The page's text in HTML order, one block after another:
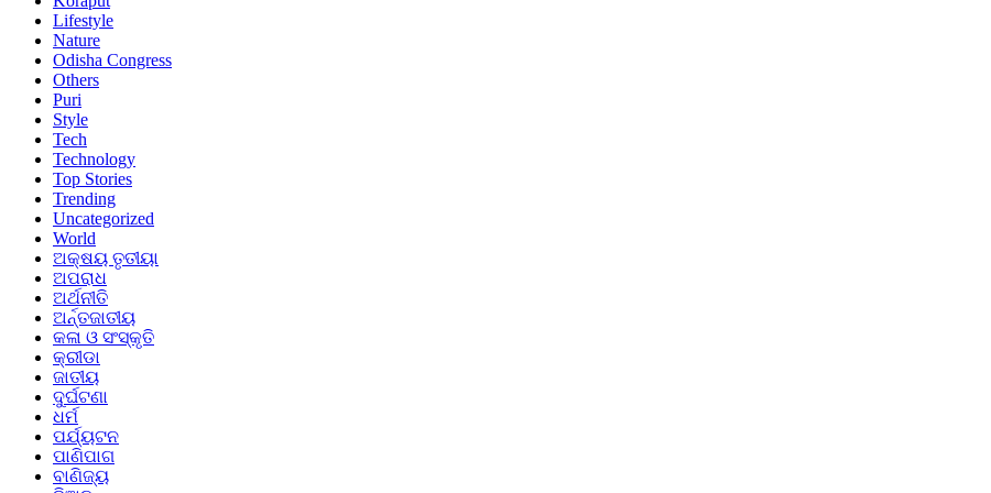
Lifestyle
Nature
Odisha Congress
Others
Puri
Style
Tech
Technology
Top Stories
Trending
Uncategorized
World
ଅକ୍ଷୟ ତୃତୀୟା
ଅପରାଧ
ଅର୍ଥନୀତି
ଅର୍ନ୍ତଜାତୀୟ
କଳା ଓ ସଂସ୍କୃତି
କ୍ରୀଡା
ଜାତୀୟ
ଦୁର୍ଘଟଣା
ଧର୍ମ
ପର୍ଯ୍ୟଟନ
ପାଣିପାଗ
ବାଣିଜ୍ୟ